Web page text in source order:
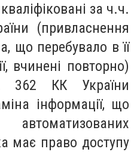
за ч.ч.
(привласнення
що перебувало в її
вчинені повторно)
КК України
інформації, що
має право доступу